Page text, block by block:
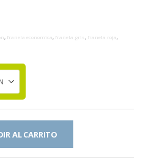
, franela economica, franela gris , franela roja,
AL CARRITO